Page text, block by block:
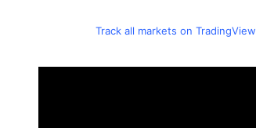
Track all markets on TradingView